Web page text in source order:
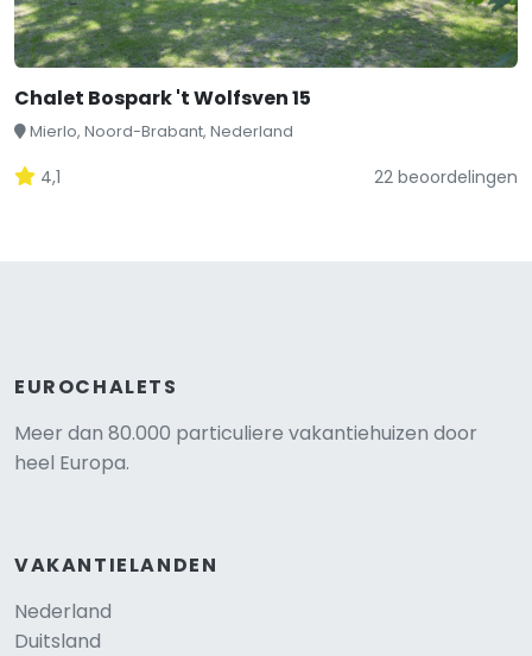
Chalet Bospark 't Wolfsven 15
Mierlo, Noord-Brabant, Nederland
4,1 22 beoordelingen
EUROCHALETS
Meer dan 80.000 particuliere vakantiehuizen door
heel Europa.
VAKANTIELANDEN
Nederland
Duitsland